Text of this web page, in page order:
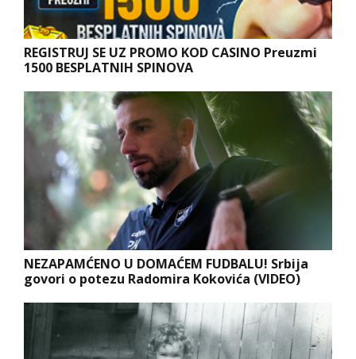
REGISTRUJ SE UZ PROMO KOD CASINO Preuzmi
1500 BESPLATNIH SPINOVA
NEZAPAMĆENO U DOMAĆEM FUDBALU! Srbija
govori o potezu Radomira Kokovića (VIDEO)